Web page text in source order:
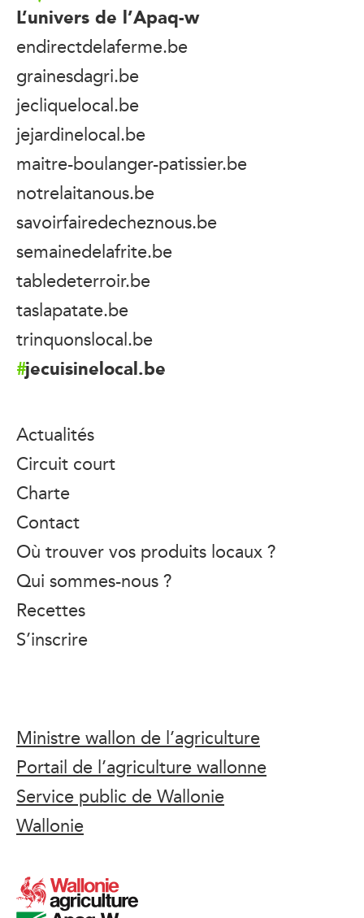
L’univers de l’Apaq-w
endirectdelaferme.be
grainesdagri.be
jecliquelocal.be
jejardinelocal.be
maitre-boulanger-patissier.be
notrelaitanous.be
savoirfairedecheznous.be
semainedelafrite.be
tabledeterroir.be
taslapatate.be
trinquonslocal.be
jecuisinelocal.be
Actualités
Circuit court
Charte
Contact
Où trouver vos produits locaux ?
Qui sommes-nous ?
Recettes
S’inscrire
Ministre wallon de l’agriculture
Portail de l’agriculture wallonne
Service public de Wallonie
Wallonie